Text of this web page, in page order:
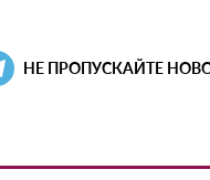
НЕ ПРОПУСКАЙТЕ